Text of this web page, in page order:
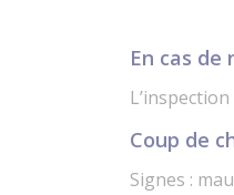
En cas
Coup de
Signes :